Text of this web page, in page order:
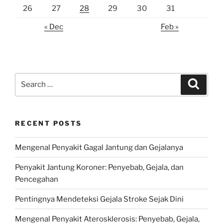
26 27 28 29 30 31
« Dec Feb »
RECENT POSTS
Mengenal Penyakit Gagal Jantung dan Gejalanya
Penyakit Jantung Koroner: Penyebab, Gejala, dan
Pencegahan
Pentingnya Mendeteksi Gejala Stroke Sejak Dini
Mengenal Penyakit Aterosklerosis: Penyebab, Gejala,